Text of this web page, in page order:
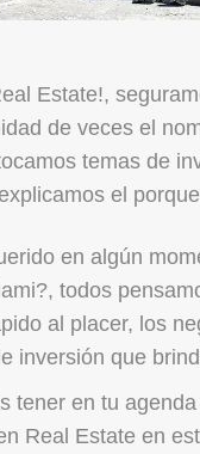
Estate!,
de veces el
temas de
el
en algún
todos
al placer, los
inversión que
tener en tu
Real Estate en